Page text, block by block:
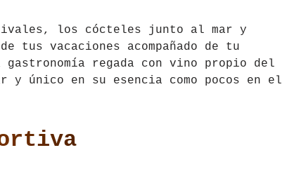
los cócteles junto al mar y
vacaciones acompañado de tu
regada con vino propio del
único en su esencia como pocos en el